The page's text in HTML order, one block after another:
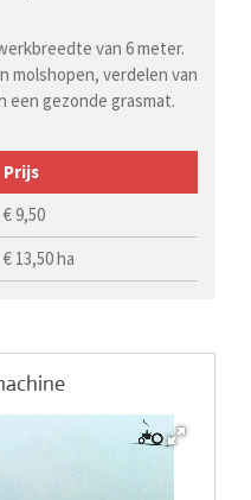
van 6 meter.
molshopen, verdelen van
een gezonde grasmat.
Prijs
€ 9,50
€ 13,50 ha